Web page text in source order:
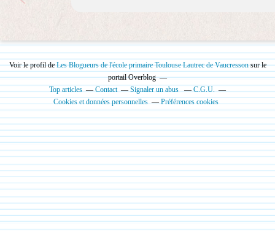
Voir le profil deLes Blogueurs de l'école primaire Toulouse Lautrec de Vaucressonsur le
portail Overblog
Top articles
Contact Signaler un abus
C.G.U.
Cookies et données personnelles
Préférences cookies